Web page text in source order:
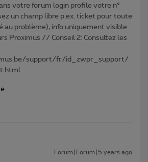
votre forum login profile votre n°
un champ libre p.ex. ticket pour toute
au problème), info uniquement visible
Proximus // Conseil 2: Consultez les
support/fr/id_zwpr_support/
Forum|Forum|5 years ago